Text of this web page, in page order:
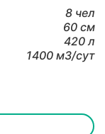
8 чел
60 см
420 л
1400 м3/cут